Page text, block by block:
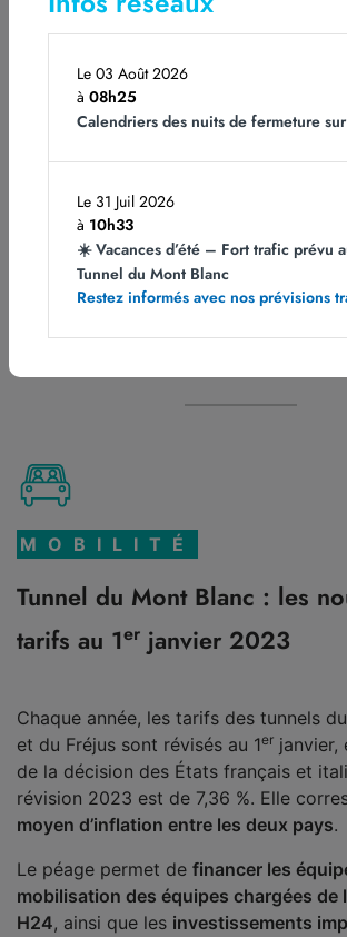
en permanence.
Quel que soit le problème qu’un client
disposition pour lui répondre et lui
solution.
Écoutez Brigitte Dufour,
MOBILITÉ
Tunnel du Mont Blanc : les
tarifs au 1er janvier 2023
Chaque année, les tarifs des tunnels
et du Fréjus sont révisés au 1er janvier,
de la décision des États français et
révision 2023 est de 7,36 %. Elle
moyen d’inflation entre les deux pays.
Le péage permet de financer les
mobilisation des équipes chargées de
H24, ainsi que les investissements
Le 03 Août 2026
à 08h25
Calendriers des nuits de fermeture
Le 31 Juil 2026
à 10h33
☀️ Vacances d’été – Fort trafic prévu
Tunnel du Mont Blanc
Restez informés avec nos prévisions